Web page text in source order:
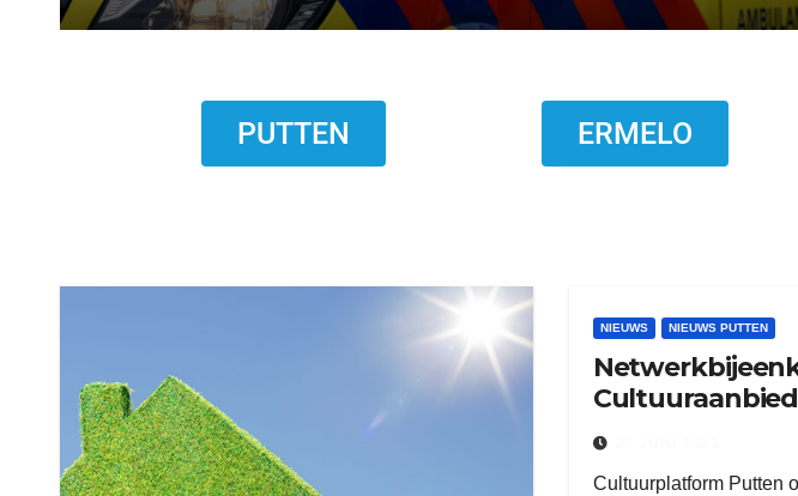
PUTTEN ERMELO
NIEUWS NIEUWS PUTTEN
Cultuurplatform Putten